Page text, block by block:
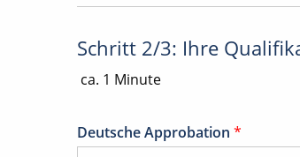
Schritt 2/3: Ihre
ca. 1 Minute
Deutsche Approbation *